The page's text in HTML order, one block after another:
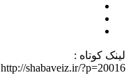
لینک کوتاه :
http://shabaveiz.ir/?p=20016